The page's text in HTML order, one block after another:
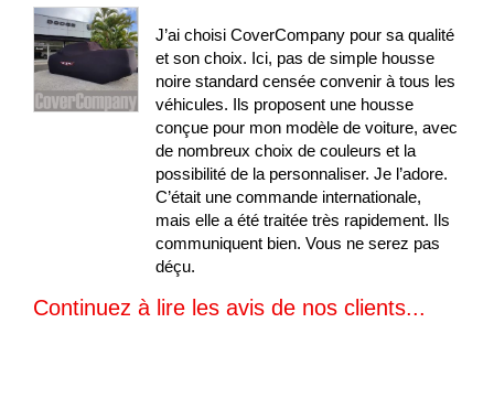
J’ai choisi CoverCompany pour sa qualité
et son choix. Ici, pas de simple housse
noire standard censée convenir à tous les
véhicules. Ils proposent une housse
conçue pour mon modèle de voiture, avec
de nombreux choix de couleurs et la
possibilité de la personnaliser. Je l’adore.
C’était une commande internationale,
mais elle a été traitée très rapidement. Ils
communiquent bien. Vous ne serez pas
déçu.
Continuez à lire les avis de nos clients...